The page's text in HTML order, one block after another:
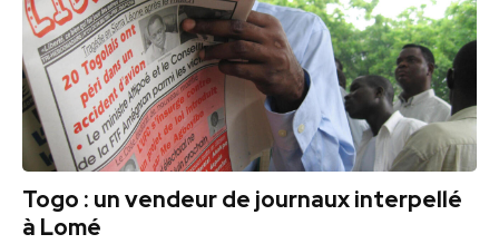
Togo : un vendeur de journaux interpellé
à Lomé